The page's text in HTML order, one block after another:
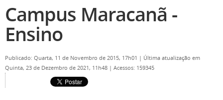
Campus Maracanã -
Ensino
Publicado: Quarta, 11 de Novembro de 2015, 17h01 | Última atualização em
Quinta, 23 de Dezembro de 2021, 11h48 | Acessos: 159345